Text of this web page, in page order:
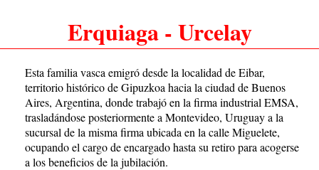
Erquiaga - Urcelay
Esta familia vasca emigró desde la localidad de Eibar,
territorio histórico de Gipuzkoa hacia la ciudad de Buenos
Aires, Argentina, donde trabajó en la firma industrial EMSA,
trasladándose posteriormente a Montevideo, Uruguay a la
sucursal de la misma firma ubicada en la calle Miguelete,
ocupando el cargo de encargado hasta su retiro para acogerse
a los beneficios de la jubilación.